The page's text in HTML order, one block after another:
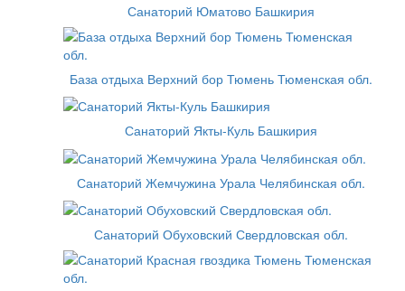
Санаторий Юматово Башкирия
База отдыха Верхний бор Тюмень Тюменская обл.
Санаторий Якты-Куль Башкирия
Санаторий Жемчужина Урала Челябинская обл.
Санаторий Обуховский Свердловская обл.